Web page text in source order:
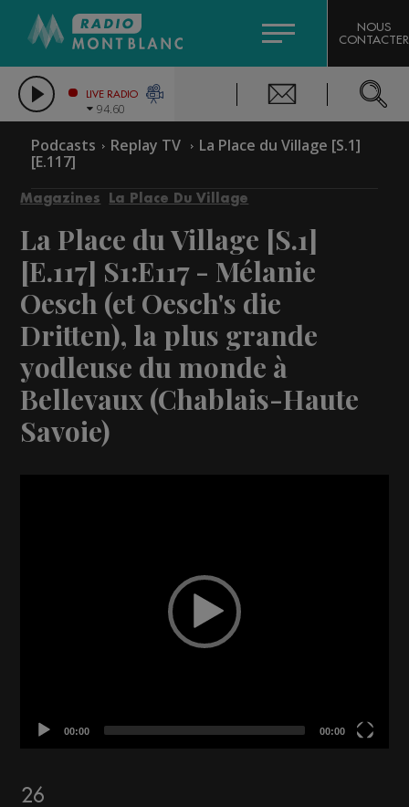
LES CHRONIQUES DE L'EXPERT
CITIZEN MACHINERY
GRAND MASSIF DOMAINES SKIABLES
COMPAGNIE DU MONT-BLANC
NOUS
CONTACTER
LIVE RADIO
94.60
Podcasts Replay TV
La Place du Village [S.1]
[E.117]
Magazines La Place Du Village
La Place du Village [S.1]
[E.117] S1:E117 - Mélanie
Oesch (et Oesch's die
Dritten), la plus grande
yodleuse du monde à
Bellevaux (Chablais-Haute
Savoie)
00:00 00:00
26